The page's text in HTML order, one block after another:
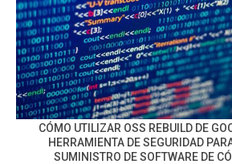
CÓMO UTILIZAR OSS REBUILD DE
HERRAMIENTA DE SEGURIDAD
SUMINISTRO DE SOFTWARE DE